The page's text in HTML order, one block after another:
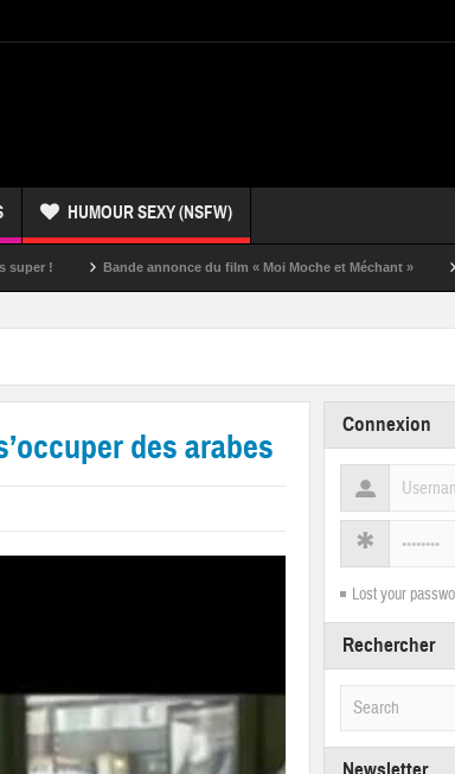
HUMOUR SEXY (NSFW)
Bande annonce du film « Moi Moche et Méchant » Un
des arabes
Connexion
Lost your
Rechercher